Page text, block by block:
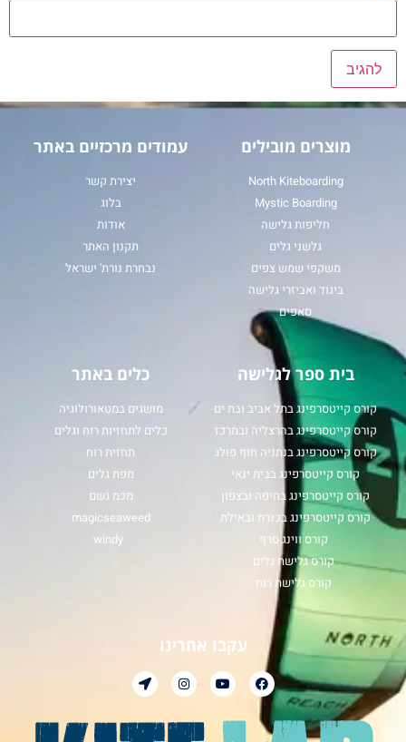
מוצרים מובילים
North Kiteboarding
Mystic Boarding
חליפות גלישה
גלשני גלים
משקפי שמש צפים
ביגוד ואביזרי גלישה
סאפים
עמודים מרכזיים באתר
יצירת קשר
בלוג
אודות
תקנון האתר
נבחרת נורת' ישראל
בית ספר לגלישה
קורס קייטסרפינג בתל אביב ובת ים
קורס קייטסרפינג בהרצליה ובמרכז
קורס קייטסרפינג בנתניה חוף פולג
קורס קייטסרפינג בבית ינאי
קורס קייטסרפינג בחיפה ובצפון
קורס קייטסרפינג בכנרת ובאילת
קורס ווינג סרף
קורס גלישת גלים
קורס גלישת רוח
כלים באתר
מושגים במטאורולוגיה
כלים לתחזיות רוח וגלים
תחזית רוח
מפת גלים
מכמ גשם
magicseaweed
windy
עקבו אחרינו